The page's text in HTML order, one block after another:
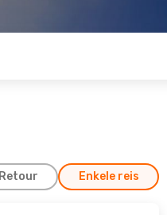
Retour Enkele reis